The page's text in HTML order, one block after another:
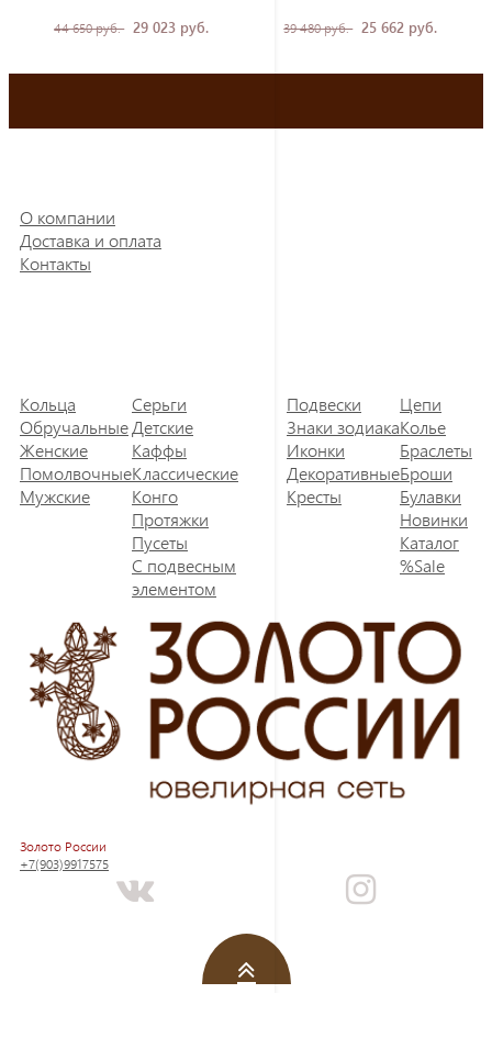
44 650 руб. 29 023 руб. 39 480 руб. 25 662 руб.
О компании
Доставка и оплата
Контакты
Кольца
Обручальные
Женские
Помолвочные
Мужские
Серьги
Детские
Каффы
Классические
Конго
Протяжки
Пусеты
С подвесным
элементом
Подвески
Знаки зодиака
Иконки
Декоративные
Кресты
Цепи
Колье
Браслеты
Броши
Булавки
Новинки
Каталог
%Sale
Золото России
+7(903)9917575